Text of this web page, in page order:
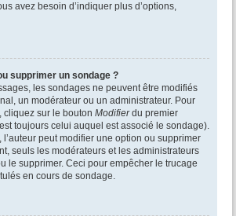
avez besoin d’indiquer plus d’options,
supprimer un sondage ?
les sondages ne peuvent être modifiés
un modérateur ou un administrateur. Pour
cliquez sur le bouton Modifierdu premier
toujours celui auquel est associé le sondage).
l’auteur peut modifier une option ou supprimer
seuls les modérateurs et les administrateurs
le supprimer. Ceci pour empêcher le trucage
en cours de sondage.